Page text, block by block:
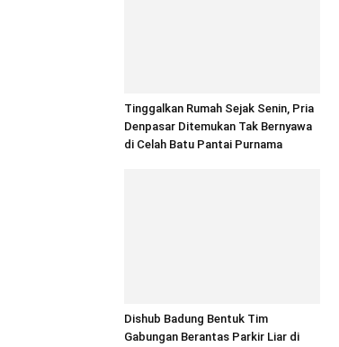
Tinggalkan Rumah Sejak Senin, Pria
Denpasar Ditemukan Tak Bernyawa
di Celah Batu Pantai Purnama
Dishub Badung Bentuk Tim
Gabungan Berantas Parkir Liar di